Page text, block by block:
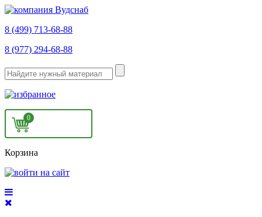
8 (499) 713-68-88
8 (977) 294-68-88
0
Корзина